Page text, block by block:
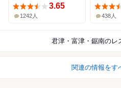
3.65
1242人 438人
君津・富津・鋸南のレ
関連の情報をす